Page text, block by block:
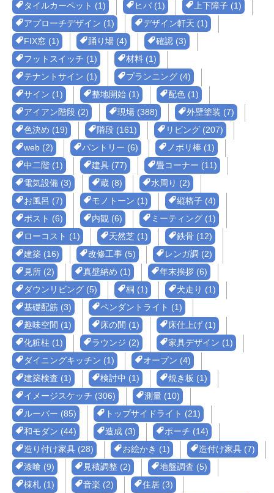
タイルカーペット (1)
ヒバ (1)
上下障子 (1)
アプローチデザイン (1)
デザイン軒天 (1)
FIX窓 (1)
踊り場 (4)
確認 (3)
フットスイッチ (1)
材料 (1)
テナントサイン (1)
プランニング (4)
サイン (1)
整地開始 (1)
配色 (1)
アイアン階段 (2)
現場 (388)
外壁塗装 (7)
色決め (19)
階段 (161)
リビング (207)
web (2)
パントリー (6)
ノボリ棒 (1)
中二階 (1)
建具 (77)
畳コーナー (11)
電気設備 (3)
蔵 (8)
水周り (2)
お風呂 (7)
モノトーン (1)
縦格子 (4)
ポスト (6)
内観 (6)
ミーティング (1)
ローコスト (1)
天然芝 (1)
鉄骨 (12)
建築 (16)
改修工事 (5)
レンガ調 (2)
見所 (2)
真壁納め (1)
年末挨拶 (6)
ダウンリビング (5)
桐 (1)
犬走り (1)
基礎配筋 (3)
ペンダントライト (1)
趣味空間 (1)
床の間 (1)
床仕上げ (1)
化粧柱 (1)
ラウンジ (2)
家具デザイン (1)
ダイニングキッチン (1)
オープン (4)
建築検査 (1)
検討中 (1)
焼き板 (1)
イメージスケッチ (306)
測量 (10)
ルーバー (85)
トップサイドライト (21)
和モダン (44)
造成 (3)
ポーチ (14)
造り付け家具 (28)
お絵かき (1)
造付け家具 (7)
漆喰 (9)
見積調整 (2)
地盤調査 (5)
棟札 (1)
音楽 (2)
住居 (3)